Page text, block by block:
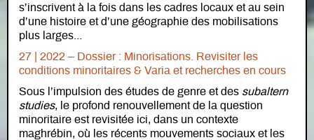
s’inscrivent à la fois dans les cadres locaux et au sein
d’une histoire et d’une géographie des mobilisations
plus larges...
27 | 2022 – Dossier : Minorisations. Revisiter les
conditions minoritaires & Varia et recherches en cours
Sous l’impulsion des études de genre et des subaltern
studies, le profond renouvellement de la question
minoritaire est revisitée ici, dans un contexte
maghrébin, où les récents mouvements sociaux et les